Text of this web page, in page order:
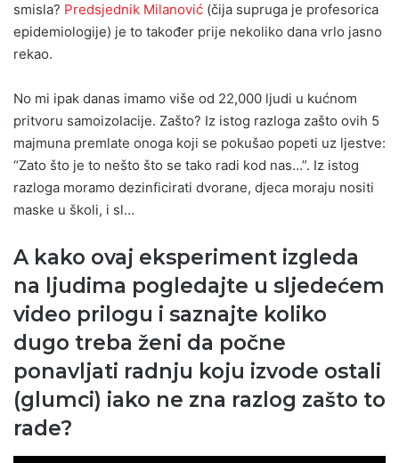
smisla? Predsjednik Milanović (čija supruga je profesorica
epidemiologije) je to također prije nekoliko dana vrlo jasno
rekao.
No mi ipak danas imamo više od 22,000 ljudi u kućnom
pritvoru samoizolacije. Zašto? Iz istog razloga zašto ovih 5
majmuna premlate onoga koji se pokušao popeti uz ljestve:
“Zato što je to nešto što se tako radi kod nas…”. Iz istog
razloga moramo dezinficirati dvorane, djeca moraju nositi
maske u školi, i sl…
A kako ovaj eksperiment izgleda
na ljudima pogledajte u sljedećem
video prilogu i saznajte koliko
dugo treba ženi da počne
ponavljati radnju koju izvode ostali
(glumci) iako ne zna razlog zašto to
rade?